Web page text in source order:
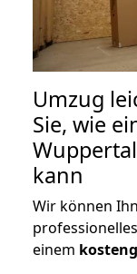
Umzug
Sie, wie
kann
Wir können
einem